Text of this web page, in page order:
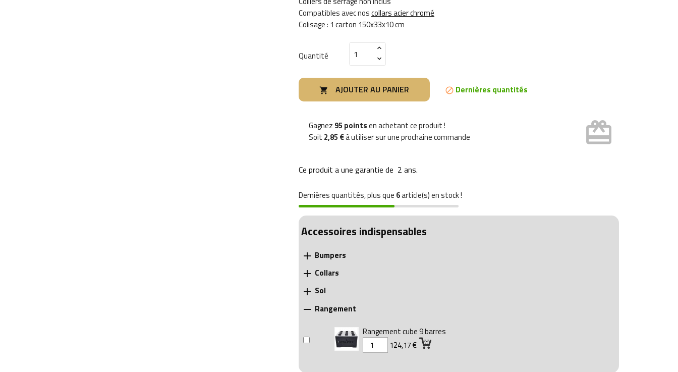
Compatibles avec noscollars acier chromé
Colisage : 1 carton 150x33x10 cm
Quantité
 AJOUTER AU PANIER  Dernières quantités
Gagnez 95 pointsen achetant ce produit !
Soit 2,85 €à utiliser sur une prochaine commande card_giftcard
Ce produit a une garantie de 2 ans.
Dernières quantités, plus que 6article(s) en stock !
Accessoires indispensables
 Bumpers
 Collars
 Sol
 Rangement
Rangement cube 9 barres
124,17 €